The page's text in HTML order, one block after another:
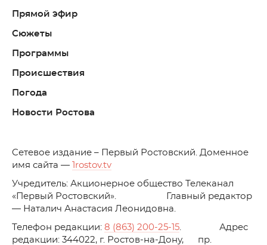
Прямой эфир
Сюжеты
Программы
Происшествия
Погода
Новости Ростова
Cетевое издание – Первый Ростовский. Доменное
имя сайта —
1rostov.tv
Учредитель: Акционерное общество Телеканал
«Первый Ростовский». Главный редактор
— Наталич Анастасия Леонидовна.
Телефон редакции: 8 (863) 200-25-15. Адрес
редакции: 344022, г. Ростов-на-Дону, пр.